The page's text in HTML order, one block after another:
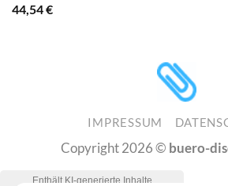
44,54€
IMPRESSUM
Copyright 2026 © buero-